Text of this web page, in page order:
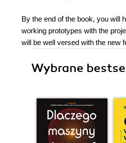
By the end of the book, you will
working prototypes with the
will be well versed with the new
Wybrane